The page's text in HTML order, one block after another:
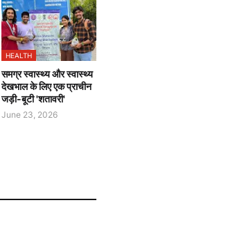
HEALTH
समग्र स्वास्थ्य और स्वास्थ्य
देखभाल के लिए एक प्राचीन
जड़ी-बूटी 'शतावरी'
June 23, 2026